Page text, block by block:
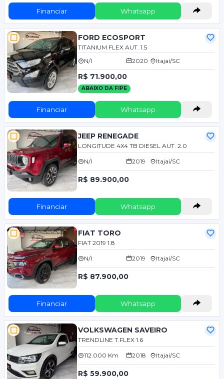
Financiar Whatsapp
FORD ECOSPORT
TITANIUM FLEX AUT. 1.5
N/I
2020 Itajaí/SC
R$ 71.900,00
ABAIXO DA FIPE
Financiar Whatsapp
JEEP RENEGADE
LONGITUDE 4X4 TB DIESEL AUT. 2.0
N/I 2019 Itajaí/SC
R$ 89.900,00
Financiar Whatsapp
FIAT TORO
FIAT 2019 1.8
N/I 2019 Itajaí/SC
R$ 87.900,00
Financiar Whatsapp
VOLKSWAGEN SAVEIRO
TRENDLINE T.FLEX 1.6
112.000 Km 2018 Itajaí/SC
R$ 59.900,00